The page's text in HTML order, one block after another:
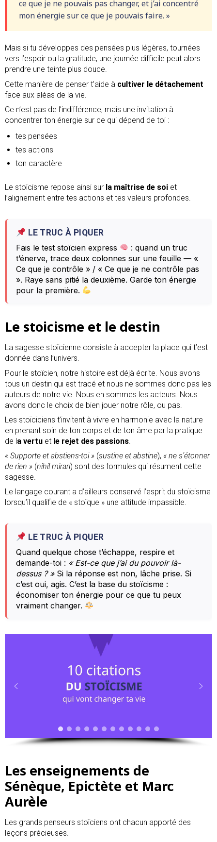
ce que je ne pouvais pas changer, et j’ai concentré
mon énergie sur ce que je pouvais faire. »
Mais si tu développes des pensées plus légères, tournées
vers l’espoir ou la gratitude, une journée difficile peut alors
prendre une teinte plus douce.
Cette manière de penser t’aide à cultiver le détachement
face aux aléas de la vie.
Ce n’est pas de l’indifférence, mais une invitation à
concentrer ton énergie sur ce qui dépend de toi :
tes pensées
tes actions
ton caractère
Le stoïcisme repose ainsi sur la maîtrise de soi et
l’alignement entre tes actions et tes valeurs profondes.
LE TRUC À PIQUER
Fais le test stoïcien express
: quand un truc
t’énerve, trace deux colonnes sur une feuille — «
Ce que je contrôle » / « Ce que je ne contrôle pas
». Raye sans pitié la deuxième. Garde ton énergie
pour la première.
Le stoicisme et le destin
La sagesse stoïcienne consiste à accepter la place qui t’est
donnée dans l’univers.
Pour le stoïcien, notre histoire est déjà écrite. Nous avons
tous un destin qui est tracé et nous ne sommes donc pas les
auteurs de notre vie. Nous en sommes les acteurs. Nous
avons donc le choix de bien jouer notre rôle, ou pas.
Les stoïciciens t’invitent à vivre en harmonie avec la nature
en prenant soin de ton corps et de ton âme par la pratique
de la vertu et le rejet des passions.
« Supporte et abstiens-toi » (sustine et abstine), « ne s’étonner
de rien » (nihil mirari) sont des formules qui résument cette
sagesse.
Le langage courant a d’ailleurs conservé l’esprit du stoïcisme
lorsqu’il qualifie de « stoïque » une attitude impassible.
LE TRUC À PIQUER
Quand quelque chose t’échappe, respire et
demande-toi : « Est-ce que j’ai du pouvoir là-
dessus ? »Si la réponse est non, lâche prise. Si
c’est oui, agis. C’est la base du stoïcisme :
économiser ton énergie pour ce que tu peux
vraiment changer.
Les enseignements de
Sénèque, Epictète et Marc
Aurèle
Les grands penseurs stoïciens ont chacun apporté des
leçons précieuses.